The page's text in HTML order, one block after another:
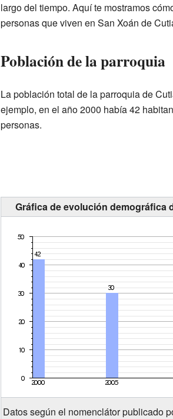
largo del tiempo. Aquí te mostramos
personas que viven en San Xoán de
Población de la parroquia
La población total de la parroquia de
ejemplo, en el año 2000 había 42
personas.
Gráfica de evolución demográfica
Datos según el nomenclátor publicado